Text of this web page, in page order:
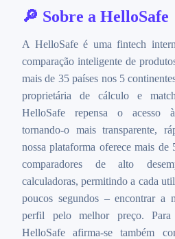
🔎 Sobre a HelloSafe
A HelloSafe é uma fintech
comparação inteligente de
mais de 35 países nos 5
proprietária de cálculo e
HelloSafe repensa o acesso
tornando-o mais transparente,
nossa plataforma oferece mais de
comparadores de alto
calculadoras, permitindo a cada
poucos segundos – encontrar a
perfil pelo melhor preço.
HelloSafe afirma‑se também